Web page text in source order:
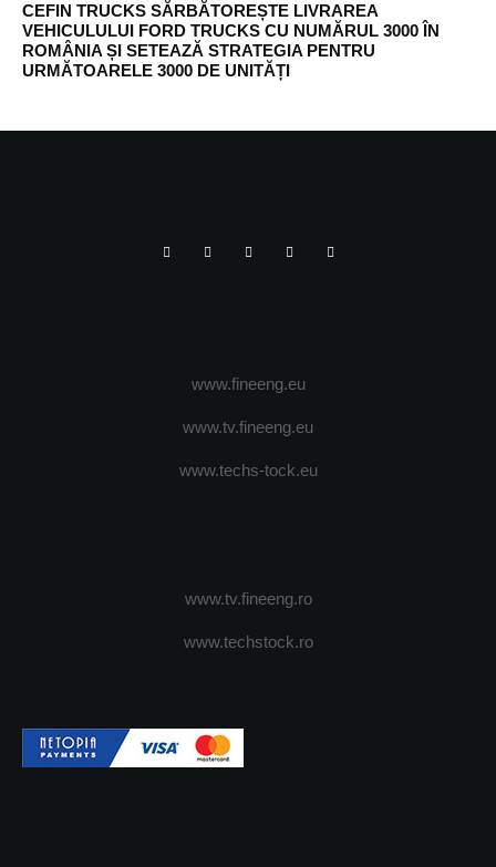
CEFIN TRUCKS SĂRBĂTOREȘTE LIVRAREA
VEHICULULUI FORD TRUCKS CU NUMĂRUL 3000 ÎN
ROMÂNIA ȘI SETEAZĂ STRATEGIA PENTRU
URMĂTOARELE 3000 DE UNITĂȚI
www.fineeng.eu
www.tv.fineeng.eu
www.techs-tock.eu
www.tv.fineeng.ro
www.techstock.ro